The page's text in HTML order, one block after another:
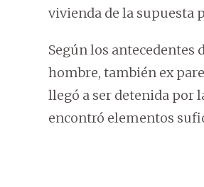
vivienda de la supuesta
Según los
hombre, también ex
llegó a ser detenida por
encontró elementos